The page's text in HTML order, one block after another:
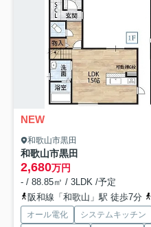
NEW
和歌山市黒田
和歌山市黒田
2,680万円
- / 88.85㎡ / 3LDK /予定
阪和線「和歌山」駅 徒歩7分
オール電化 システムキッチン